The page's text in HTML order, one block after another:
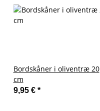
Bordskåner i oliventræ 20
cm
9,95 € *